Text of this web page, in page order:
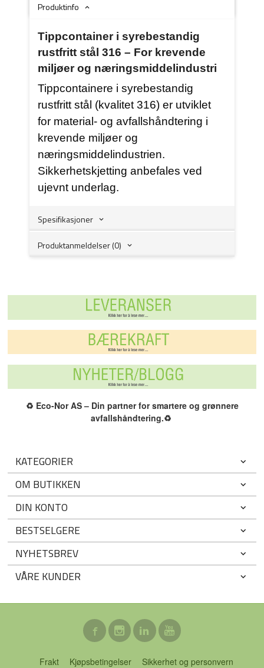
Produktinfo
Tippcontainer i syrebestandig
rustfritt stål 316 – For krevende
miljøer og næringsmiddelindustri
Tippcontainere i syrebestandig
rustfritt stål (kvalitet 316) er utviklet
for material- og avfallshåndtering i
krevende miljøer og
næringsmiddelindustrien.
Sikkerhetskjetting anbefales ved
ujevnt underlag.
Spesifikasjoner
Produktanmeldelser (0)
♻️ Eco-Nor AS – Din partner for smartere og grønnere
avfallshåndtering.♻️
KATEGORIER
OM BUTIKKEN
DIN KONTO
BESTSELGERE
NYHETSBREV
VÅRE KUNDER
Frakt Kjøpsbetingelser Sikkerhet og personvern